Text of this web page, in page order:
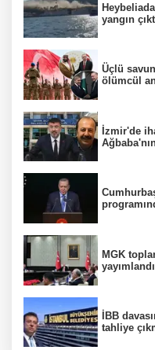
yangın
Üçlü
ölümcül
İzmir'de
MGK
yayımlandı
İBB
tahliye